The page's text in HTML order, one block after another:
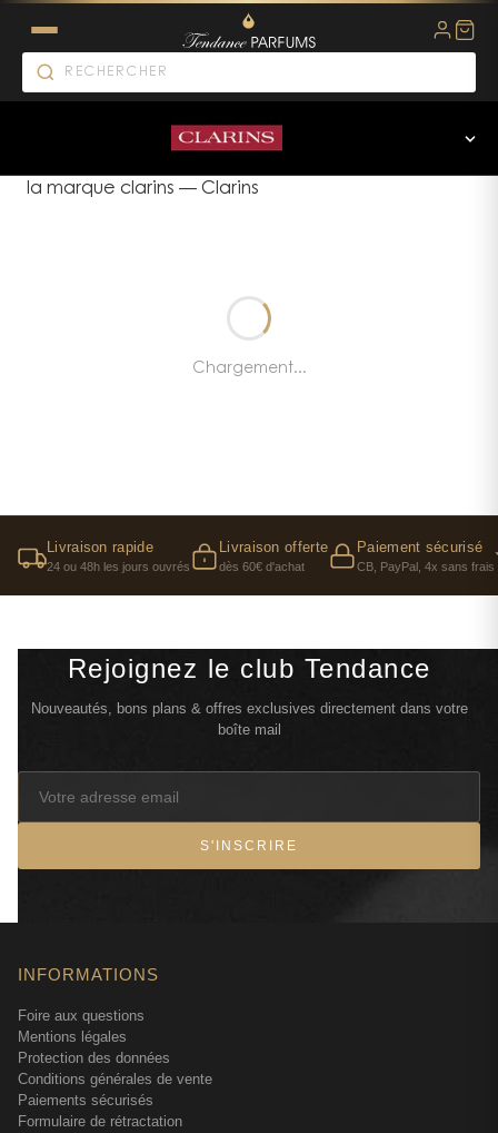
la marque clarins — Clarins
Chargement...
Livraison rapide
24 ou 48h les jours ouvrés
Livraison offerte
dès 60€ d'achat
Paiement sécurisé
CB, PayPal, 4x sans frais
Rejoignez le club Tendance
Nouveautés, bons plans & offres exclusives directement dans votre
boîte mail
S'INSCRIRE
INFORMATIONS
Foire aux questions
Mentions légales
Protection des données
Conditions générales de vente
Paiements sécurisés
Formulaire de rétractation